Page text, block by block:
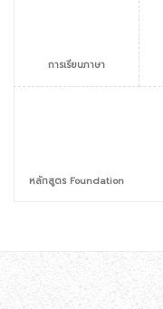
การเรียนภาษา
หลักสูตร Foundation